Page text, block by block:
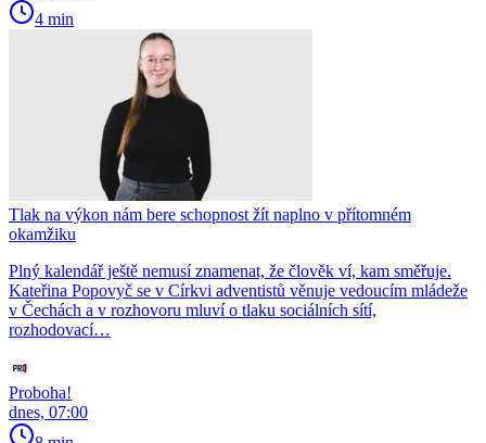
4 min
Tlak na výkon nám bere schopnost žít naplno v přítomném
okamžiku
Plný kalendář ještě nemusí znamenat, že člověk ví, kam směřuje.
Kateřina Popovyč se v Církvi adventistů věnuje vedoucím mládeže
v Čechách a v rozhovoru mluví o tlaku sociálních sítí,
rozhodovací…
Proboha!
dnes, 07:00